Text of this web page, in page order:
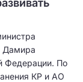
Дамира
Федерации. По
КР и АО